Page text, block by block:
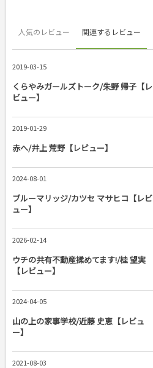
人気のレビュー 関連するレビュー
2019-03-15
くらやみガールズトーク/朱野 帰子【レ
ビュー】
2019-01-29
赤へ/井上 荒野【レビュー】
2024-08-01
ブルーマリッジ/カツセ マサヒコ【レビ
ュー】
2026-02-14
ウチの共有不動産揉めてます!/桂 望実
【レビュー】
2024-04-05
山の上の家事学校/近藤 史恵【レビュ
ー】
2021-08-03